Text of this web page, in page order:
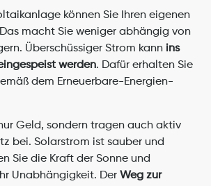
können Sie Ihren eigenen
macht Sie weniger abhängig von
Überschüssiger Strom kann ins
werden. Dafür erhalten Sie
dem Erneuerbare-Energien-
Geld, sondern tragen auch aktiv
bei. Solarstrom ist sauber und
Sie die Kraft der Sonne und
Unabhängigkeit. Der Weg zur